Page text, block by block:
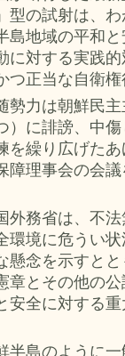
型の試射は、
島地域の平和
に対する実践
つ正当な自衛
勢力は朝鮮民
）に誹謗、中
を繰り広げた
障理事会の会
外務省は、不
環境に危うい
懸念を示すと
章とその他の
安全に対する
半島のように